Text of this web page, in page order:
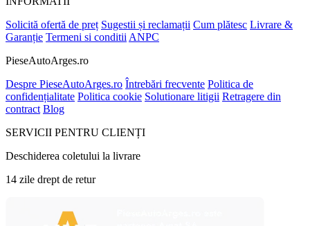
Solicită ofertă de preț Sugestii și reclamații Cum plătesc Livrare &
Garanție Termeni si conditii ANPC
PieseAutoArges.ro
Despre PieseAutoArges.ro Întrebări frecvente Politica de
confidențialitate Politica cookie Solutionare litigii Retragere din
contract Blog
SERVICII PENTRU CLIENȚI
Deschiderea coletului la livrare
14 zile drept de retur